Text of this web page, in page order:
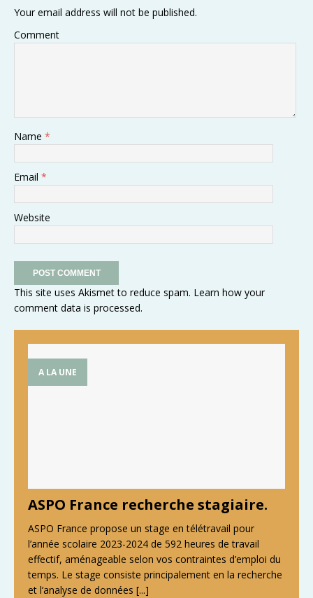
Your email address will not be published.
Comment
Name *
Email *
Website
This site uses Akismet to reduce spam. Learn how your
comment data is processed.
A LA UNE
ASPO France recherche stagiaire.
ASPO France propose un stage en télétravail pour
l’année scolaire 2023-2024 de 592 heures de travail
effectif, aménageable selon vos contraintes d’emploi du
temps. Le stage consiste principalement en la recherche
et l’analyse de données [...]